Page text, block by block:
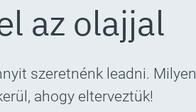
az olajjal
szeretnénk leadni. Milyen
ahogy elterveztük!